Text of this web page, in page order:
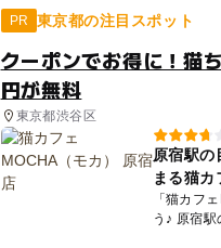
PR 東京都の注目スポット
クーポンでお得に！猫
円が無料
東京都渋谷区
原宿駅の
まる猫カ
「猫カフ
う♪ 原宿